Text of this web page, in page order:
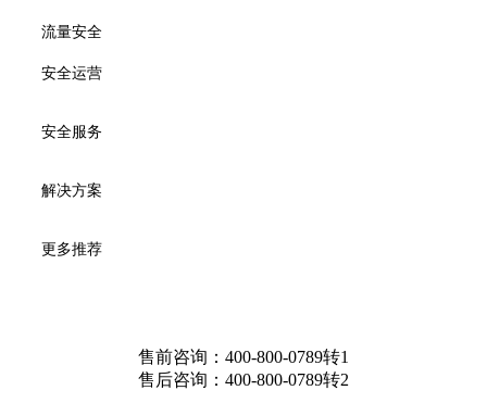
流量安全
安全运营
安全服务
解决方案
更多推荐
售前咨询： 400-800-0789转1
售后咨询： 400-800-0789转2